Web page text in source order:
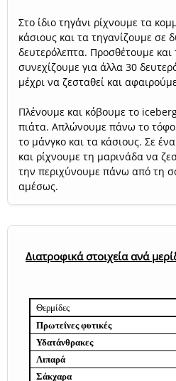
Στο ίδιο τηγάνι ρίχνουμε τα
κάσιους και τα τηγανίζουμε σε
δευτερόλεπτα. Προσθέτουμε και
συνεχίζουμε για άλλα 30
μέχρι να ζεσταθεί και
Πλένουμε και κόβουμε το
πιάτα. Απλώνουμε πάνω το
το μάνγκο και τα κάσιους. Σε
και ρίχνουμε τη μαρινάδα να
την περιχύνουμε πάνω από τη
αμέσως.
Διατροφικά στοιχεία ανά
Θερμίδες
Πρωτεΐνες φυτικές
Υδατάνθρακες
Λιπαρά
Σάκχαρα